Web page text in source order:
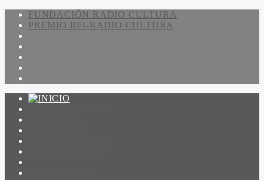
FUNDACIÓN RADIO CULTURA
PREMIO RFI-RADIO CULTURA